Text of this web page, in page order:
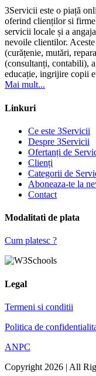
3Servicii este o piață
oferind clienților si
servicii locale și a
nevoile clientilor.
(curățenie, mutări,
(consultanți, contabili),
educație, ingrijire copii
Mai mult...
Linkuri
Ce este 3Servicii
Despre 3Servicii
Ofertanți de
Clienți
Categorii de
Aboneaza-te la
Contact
Modalitati de plata
Cum platesc ?
Legal
Termeni si conditii
Politica de
ANPC
Copyright 2026 | All